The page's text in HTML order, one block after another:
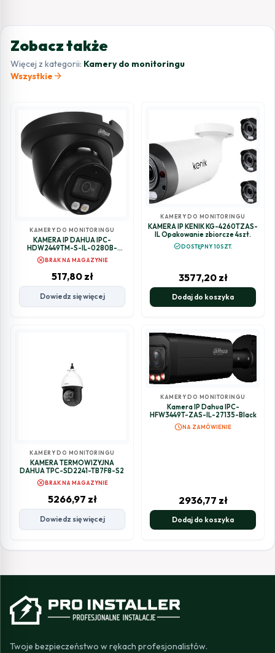
Zobacz także
Więcej z kategorii: Kamery do monitoringu
Wszystkie arrow_forward
KAMERY DO MONITORINGU
KAMERA IP DAHUA IPC-
HDW2449TM-S-IL-0280B-
cancelBRAK NA MAGAZYNIE
517,80 zł
Dowiedz się więcej
KAMERY DO MONITORINGU
KAMERA IP KENIK KG-4260TZAS-
IL Opakowanie zbiorcze 4szt.
check_circleDOSTĘPNY 10SZT.
3577,20 zł
Dodaj do koszyka
KAMERY DO MONITORINGU
KAMERA TERMOWIZYJNA
DAHUA TPC-SD2241-TB7F8-S2
cancelBRAK NA MAGAZYNIE
5266,97 zł
Dowiedz się więcej
KAMERY DO MONITORINGU
Kamera IP Dahua IPC-
HFW3449T-ZAS-IL-27135-Black
scheduleNA ZAMÓWIENIE
2936,77 zł
Dodaj do koszyka
Twoje bezpieczeństwo w rękach profesjonalistów.